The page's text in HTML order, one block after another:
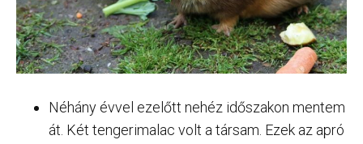
Néhány évvel ezelőtt nehéz időszakon mentem
át. Két tengerimalac volt a társam. Ezek az apró